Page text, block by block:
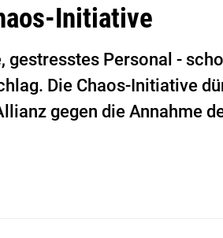
Initiative
Personal -
Die Chaos-Initiative
gegen die Annahme